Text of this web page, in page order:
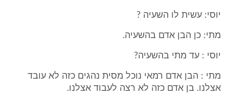
יוסי: עשית לו השעיה ?
מתי: כן הבן אדם בהשעיה.
יוסי : עד מתי בהשעיה?
מתי : הבן אדם רמאי נוכל מסית נהגים כזה לא עובד
אצלנו. בן אדם כזה לא רצה לעבוד אצלנו.